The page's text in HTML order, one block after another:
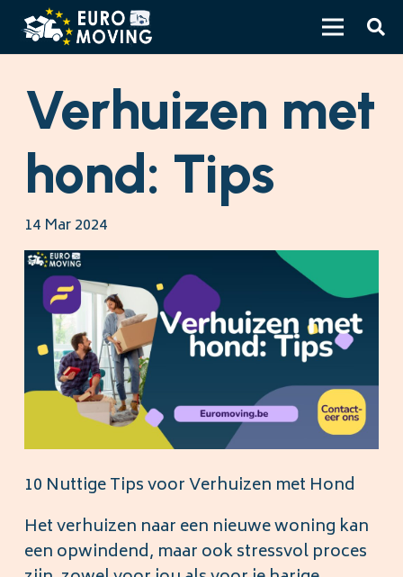
Verhuizen met
hond: Tips
14 Mar 2024
10 Nuttige Tips voor Verhuizen met Hond
Het verhuizen naar een nieuwe woning kan
een opwindend, maar ook stressvol proces